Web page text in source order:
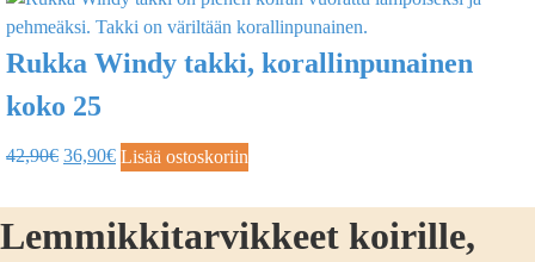
Rukka Windy takki, korallinpunainen
koko 25
42,90€ 36,90€ Lisää ostoskoriin
Lemmikkitarvikkeet koirille,